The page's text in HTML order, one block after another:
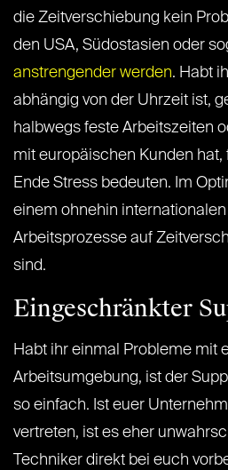
die Zeitverschiebung kein
den USA, Südostasien oder
anstrengender werden. Habt
abhängig von der Uhrzeit ist,
halbwegs feste Arbeitszeiten
mit europäischen Kunden hat,
Ende Stress bedeuten. Im
einem ohnehin
Arbeitsprozesse auf
sind.
Eingeschränkter
Habt ihr einmal Probleme mit
Arbeitsumgebung, ist der
so einfach. Ist euer
vertreten, ist es eher
Techniker direkt bei euch